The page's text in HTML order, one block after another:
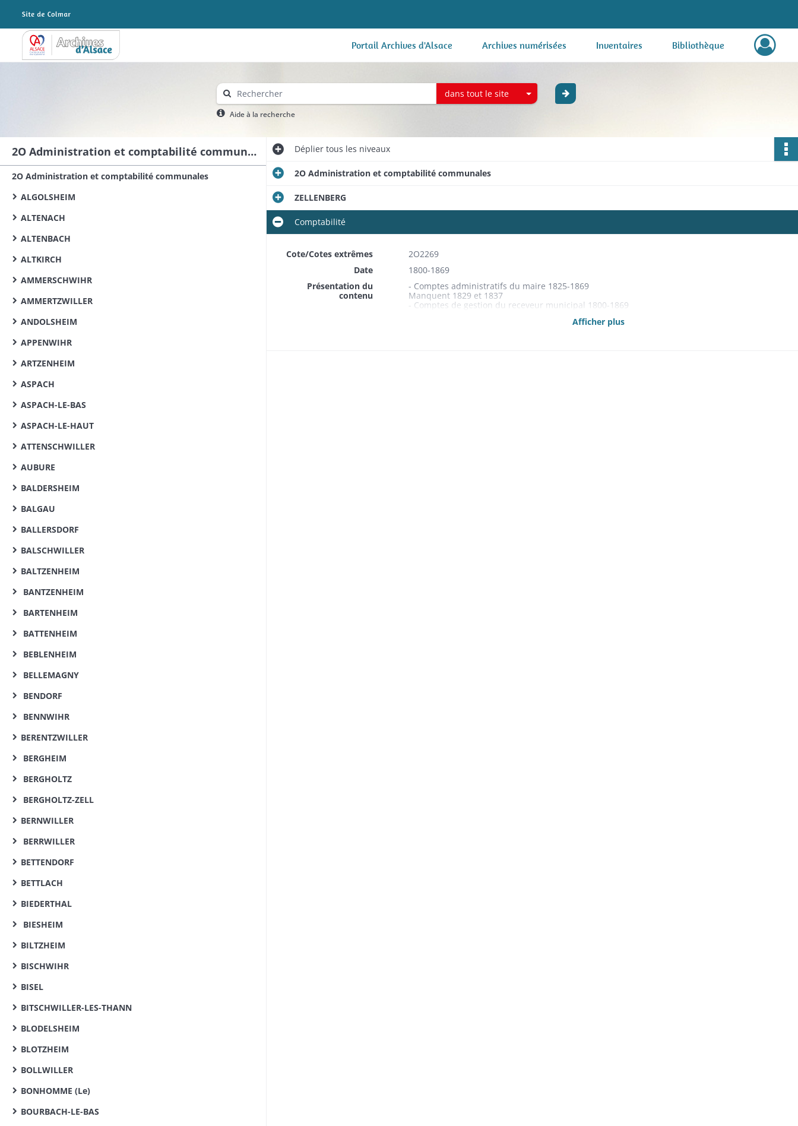
Archives Alsace - Colmar Portail Archives d'Alsace Archives numérisées Inventaires Bibliothèque
dans tout le site
Aide à la recherche
2O Administration et comptabilité communales
2O Administration et comptabilité communales
ALGOLSHEIM
ALTENACH
ALTENBACH
ALTKIRCH
AMMERSCHWIHR
AMMERTZWILLER
ANDOLSHEIM
APPENWIHR
ARTZENHEIM
ASPACH
ASPACH-LE-BAS
ASPACH-LE-HAUT
ATTENSCHWILLER
AUBURE
BALDERSHEIM
BALGAU
BALLERSDORF
BALSCHWILLER
BALTZENHEIM
BANTZENHEIM
BARTENHEIM
BATTENHEIM
BEBLENHEIM
BELLEMAGNY
BENDORF
BENNWIHR
BERENTZWILLER
BERGHEIM
BERGHOLTZ
BERGHOLTZ-ZELL
BERNWILLER
BERRWILLER
BETTENDORF
BETTLACH
BIEDERTHAL
BIESHEIM
BILTZHEIM
BISCHWIHR
BISEL
BITSCHWILLER-LES-THANN
BLODELSHEIM
BLOTZHEIM
BOLLWILLER
BONHOMME (Le)
BOURBACH-LE-BAS
Dépliertous les niveaux
2O Administration et comptabilité communales
ZELLENBERG
Comptabilité
Cote/Cotes extrêmes
2O2269
Date
1800-1869
Présentation du
contenu
- Comptes administratifs du maire 1825-1869
Manquent 1829 et 1837
- Comptes de gestion du receveur municipal 1800-1869
Afficher plus